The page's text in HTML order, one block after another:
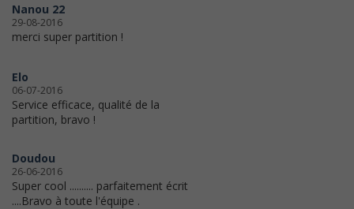
Nanou 22
29-08-2016
merci super partition !
Elo
06-07-2016
Service efficace, qualité de la
partition, bravo !
Doudou
26-06-2016
Super cool .......... parfaitement écrit
....Bravo à toute l'équipe .